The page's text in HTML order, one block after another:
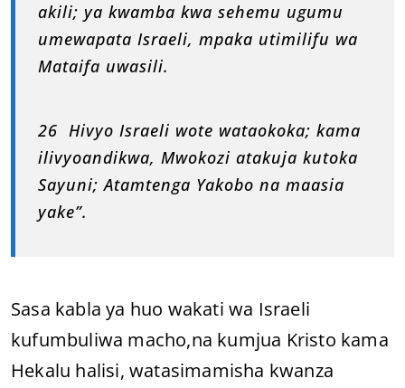
akili; ya kwamba kwa sehemu ugumu
umewapata Israeli, mpaka utimilifu wa
Mataifa uwasili.
26 Hivyo Israeli wote wataokoka; kama
ilivyoandikwa, Mwokozi atakuja kutoka
Sayuni; Atamtenga Yakobo na maasia
yake”.
Sasa kabla ya huo wakati wa Israeli
kufumbuliwa macho,na kumjua Kristo kama
Hekalu halisi, watasimamisha kwanza